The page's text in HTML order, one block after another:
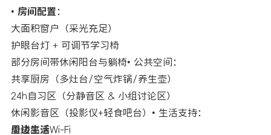
• 房间配置 ：
大面积窗户（采光充足）
护眼台灯 + 可调节学习椅
部分房间带休闲阳台与躺椅• 公共空间：
共享厨房（多灶台/空气炸锅/养生壶）
24h自习区（分静音区 & 小组讨论区）
休闲影音区（投影仪+轻食吧台）• 生活支持：
全楼高速Wi-Fi
周边生活